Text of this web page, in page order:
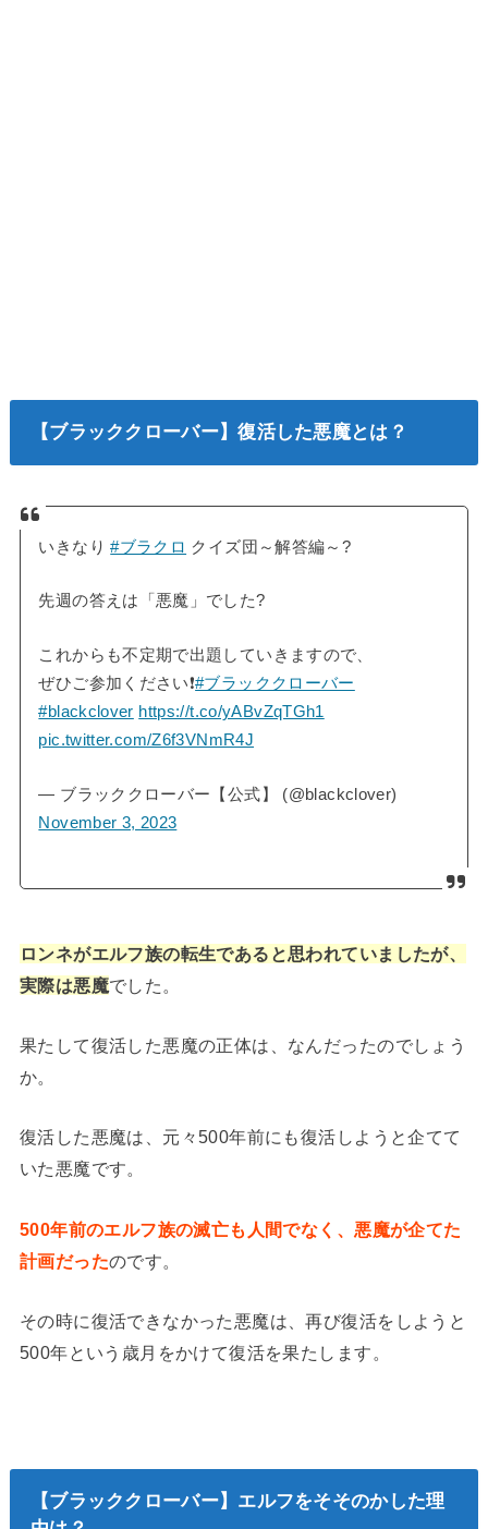
【ブラッククローバー】復活した悪魔とは？
いきなり#ブラクロ クイズ団～解答編～?
先週の答えは「悪魔」でした?
これからも不定期で出題していきますので、
ぜひご参加ください❗#ブラッククローバー
#blackclover https://t.co/yABvZqTGh1
pic.twitter.com/Z6f3VNmR4J
— ブラッククローバー【公式】 (@blackclover)
November 3, 2023
ロンネがエルフ族の転生であると思われていましたが、
実際は悪魔でした。
果たして復活した悪魔の正体は、なんだったのでしょう
か。
復活した悪魔は、元々500年前にも復活しようと企てて
いた悪魔です。
500年前のエルフ族の滅亡も人間でなく、悪魔が企てた
計画だったのです。
その時に復活できなかった悪魔は、再び復活をしようと
500年という歳月をかけて復活を果たします。
【ブラッククローバー】エルフをそそのかした理